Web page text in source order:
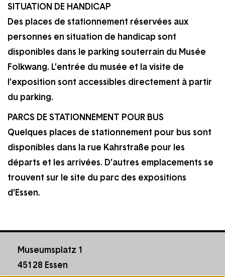
SITUATION DE HANDICAP
Des places de stationnement réservées aux
personnes en situation de handicap sont
disponibles dans le parking souterrain du Musée
Folkwang. L’entrée du musée et la visite de
l’exposition sont accessibles directement à partir
du parking.
PARCS DE STATIONNEMENT POUR BUS
Quelques places de stationnement pour bus sont
disponibles dans la rue Kahrstraße pour les
départs et les arrivées. D’autres emplacements se
trouvent sur le site du parc des expositions
d’Essen.
Museumsplatz 1
45128 Essen